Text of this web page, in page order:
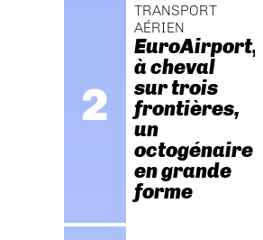
TRANSPORT
AÉRIEN
EuroAirport,
à cheval
sur trois
frontières,
un
octogénaire
en grande
forme